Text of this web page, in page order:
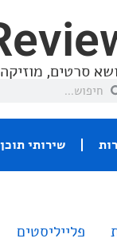
סרטים, מוזיקה,
שירותי תוכן
פלייליסטים